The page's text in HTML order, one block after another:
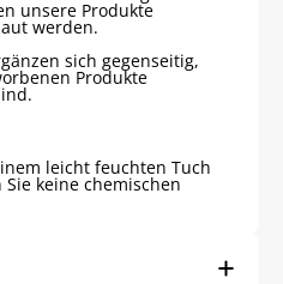
unsere Produkte
werden.
sich gegenseitig,
Produkte
leicht feuchten Tuch
keine chemischen